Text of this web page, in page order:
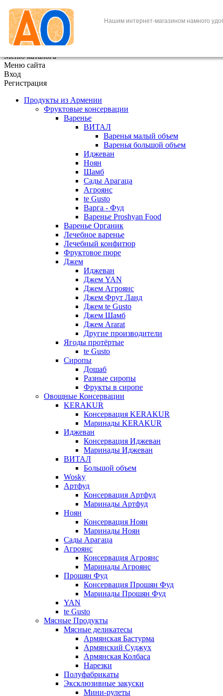
Нашим интернет-магазином намного
+7 (495) 646-888-1
В корзине 0 товаров
Меню каталога
Меню сайта
Вход
Регистрация
Продукты из Армении
Фруктовые консервации
Варенье
ВИТАЛ
Варенья малый объем
Варенья большой объем
Иджеван
Ноян
Шамб
Сады Арагаца
Агроянс
te Gusto
Варга - Фуд
Варенье Proshyan Food
Варенье Органик
Лечебное варенье
Лечебный конфитюр
Фруктовое пюре
Джем
Иджеван
Джем YAN
Джем Агроянс
Джем Фрут Ланд
Джем te Gusto
Джем Шамб
Джем Ararat
Другие производители
Ягоды протёртые
te Gusto
Сиропы
Дошаб
Разные сиропы
Фрукты в сиропе
Овощные Консервации
KERAKUR
Консервация KERAKUR
Маринады KERAKUR
Иджеван
Консервация Иджеван
Маринады Иджеван
ВИТАЛ
Большой объем
Wosky
Артфуд
Консервация Артфуд
Маринады Артфуд
Ноян
Консервация Ноян
Маринады Ноян
Сады Арагаца
Агроянс
Консервация Агроянс
Маринады Агроянс
Прошян Фуд
Консервация Прошян Фуд
Маринады Прошян Фуд
YAN
te Gusto
Мясные Продукты
Мясные деликатесы
Армянская Бастурма
Армянский Суджух
Армянская Колбаса
Нарезки
Полуфабрикаты
Эксклюзивные закуски
Мини-рулеты